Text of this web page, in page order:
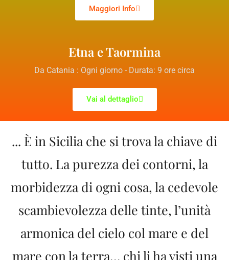
Maggiori Info
Etna e Taormina
Da Catania : Ogni giorno - Durata: 9 ore circa
Vai al dettaglio
... È in Sicilia che si trova la chiave di
tutto. La purezza dei contorni, la
morbidezza di ogni cosa, la cedevole
scambievolezza delle tinte, l’unità
armonica del cielo col mare e del
mare con la terra… chi li ha visti una